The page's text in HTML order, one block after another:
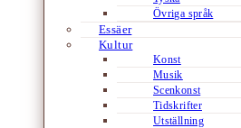
Övriga språk
Essäer
Kultur
Konst
Musik
Scenkonst
Tidskrifter
Utställning